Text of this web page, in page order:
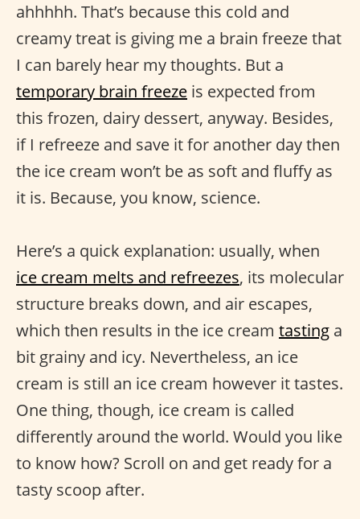
ahhhhh. That’s because this cold and
creamy treat is giving me a brain freeze that
I can barely hear my thoughts. But a
temporary brain freeze is expected from
this frozen, dairy dessert, anyway. Besides,
if I refreeze and save it for another day then
the ice cream won’t be as soft and fluffy as
it is. Because, you know, science.
Here’s a quick explanation: usually, when
ice cream melts and refreezes, its molecular
structure breaks down, and air escapes,
which then results in the ice cream tasting a
bit grainy and icy. Nevertheless, an ice
cream is still an ice cream however it tastes.
One thing, though, ice cream is called
differently around the world. Would you like
to know how? Scroll on and get ready for a
tasty scoop after.